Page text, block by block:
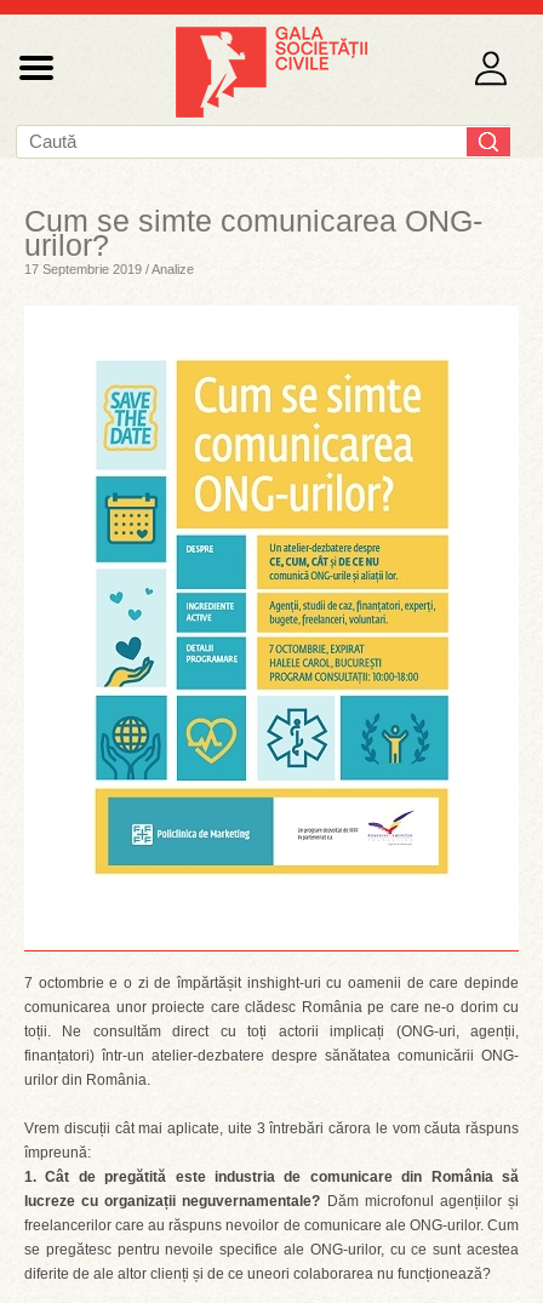
Cum se simte comunicarea ONG-
urilor?
17 Septembrie 2019 / Analize
7 octombrie e o zi de împărtășit inshight-uri cu oamenii de care depinde
comunicarea unor proiecte care clădesc România pe care ne-o dorim cu
toții. Ne consultăm direct cu toți actorii implicați (ONG-uri, agenții,
finanțatori) într-un atelier-dezbatere despre sănătatea comunicării ONG-
urilor din România.
Vrem discuții cât mai aplicate, uite 3 întrebări cărora le vom căuta răspuns
împreună:
1. Cât de pregătită este industria de comunicare din România să
lucreze cu organizații neguvernamentale? Dăm microfonul agențiilor și
freelancerilor care au răspuns nevoilor de comunicare ale ONG-urilor. Cum
se pregătesc pentru nevoile specifice ale ONG-urilor, cu ce sunt acestea
diferite de ale altor clienți și de ce uneori colaborarea nu funcționează?